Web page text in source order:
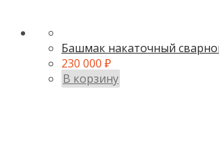
Башмак накаточный
230 000 ₽
В корзину